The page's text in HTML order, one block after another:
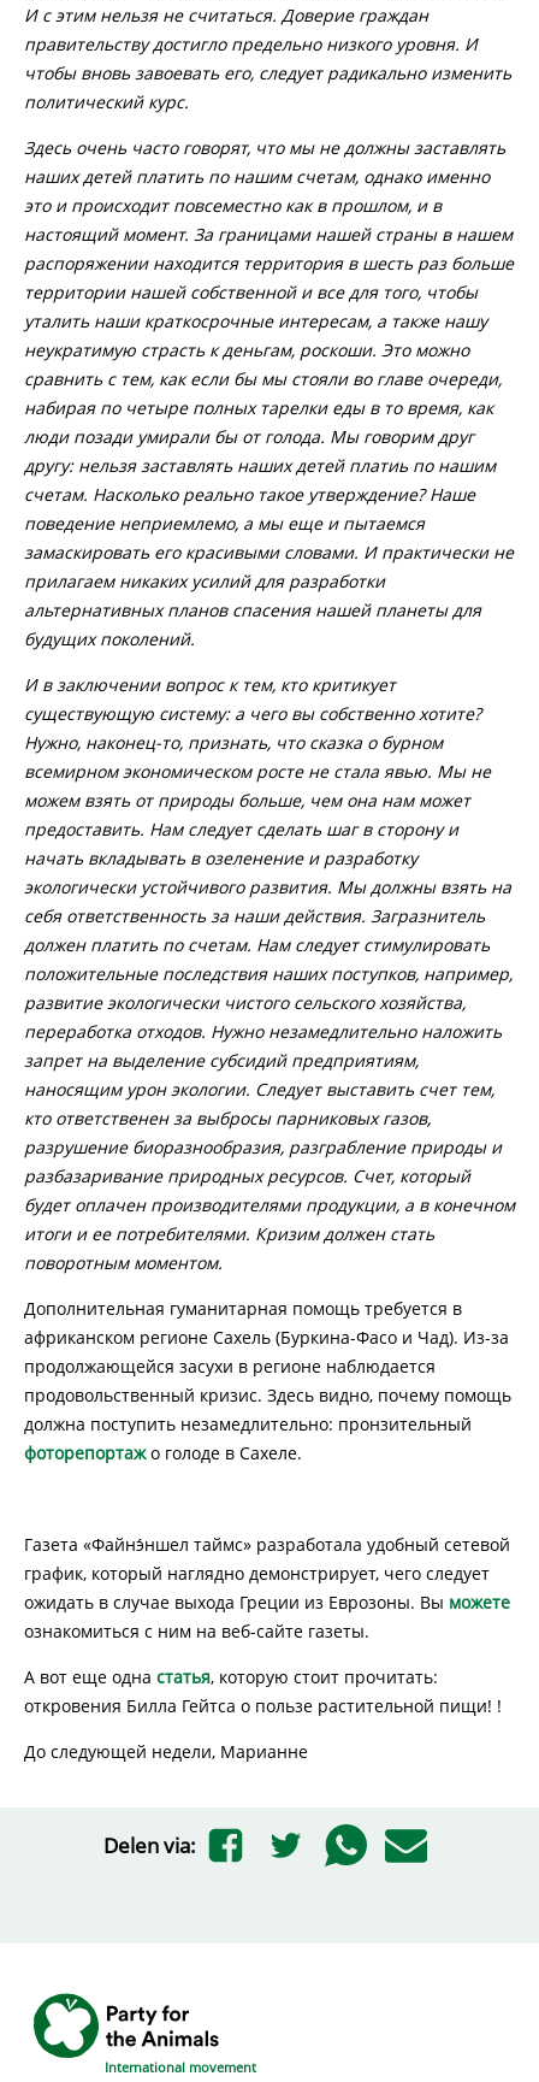
И с этим нельзя не считаться. Доверие граждан
правительству достигло предельно низкого уровня. И
чтобы вновь завоевать его, следует радикально изменить
политический курс.
Здесь очень часто говорят, что мы не должны заставлять
наших детей платить по нашим счетам, однако именно
это и происходит повсеместно как в прошлом, и в
настоящий момент. За границами нашей страны в нашем
распоряжении находится территория в шесть раз больше
территории нашей собственной и все для того, чтобы
уталить наши краткосрочные интересам, а также нашу
неукратимую страсть к деньгам, роскоши. Это можно
сравнить с тем, как если бы мы стояли во главе очереди,
набирая по четыре полных тарелки еды в то время, как
люди позади умирали бы от голода. Мы говорим друг
другу: нельзя заставлять наших детей платиь по нашим
счетам. Насколько реально такое утверждение? Наше
поведение неприемлемо, а мы еще и пытаемся
замаскировать его красивыми словами. И практически не
прилагаем никаких усилий для разработки
альтернативных планов спасения нашей планеты для
будущих поколений.
И в заключении вопрос к тем, кто критикует
существующую систему: а чего вы собственно хотите?
Нужно, наконец-то, признать, что сказка о бурном
всемирном экономическом росте не стала явью. Мы не
можем взять от природы больше, чем она нам может
предоставить. Нам следует сделать шаг в сторону и
начать вкладывать в озеленение и разработку
экологически устойчивого развития. Мы должны взять на
себя ответственность за наши действия. Загразнитель
должен платить по счетам. Нам следует стимулировать
положительные последствия наших поступков, например,
развитие экологически чистого сельского хозяйства,
переработка отходов. Нужно незамедлительно наложить
запрет на выделение субсидий предприятиям,
наносящим урон экологии. Следует выставить счет тем,
кто ответственен за выбросы парниковых газов,
разрушение биоразнообразия, разграбление природы и
разбазаривание природных ресурсов. Счет, который
будет оплачен производителями продукции, а в конечном
итоги и ее потребителями. Кризим должен стать
поворотным моментом.
Дополнительная гуманитарная помощь требуется в
африканском регионе Сахель (Буркина-Фасо и Чад). Из-за
продолжающейся засухи в регионе наблюдается
продовольственный кризис. Здесь видно, почему помощь
должна поступить незамедлительно: пронзительный
фоторепортажо голоде в Сахеле.
Газета «Файнэ́ншел таймс» разработала удобный сетевой
график, который наглядно демонстрирует, чего следует
ожидать в случае выхода Греции из Еврозоны. Вы можете
ознакомиться с ним на веб-сайте газеты.
А вот еще одна статья, которую стоит прочитать:
откровения Билла Гейтса о пользе растительной пищи! !
До следующей недели, Марианне
Delen via:
International movement